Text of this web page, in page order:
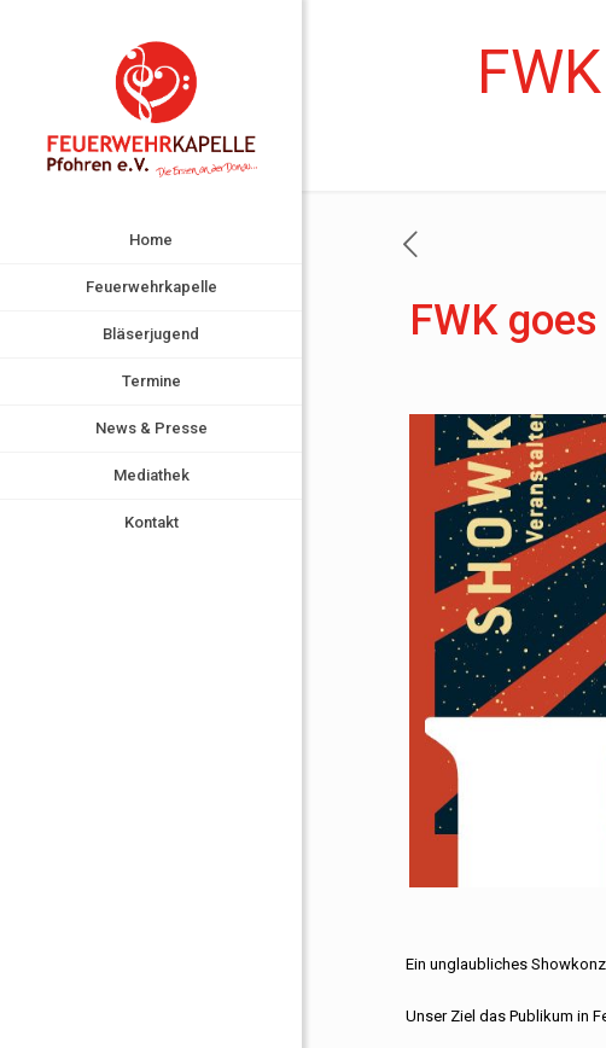
Home
Feuerwehrkapelle
Bläserjugend
Termine
News & Presse
Mediathek
Kontakt
FWK
Ein unglaubliches
Unser Ziel das Publikum in